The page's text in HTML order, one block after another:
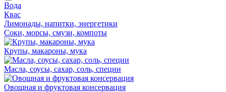
Вода
Квас
Лимонады, напитки, энергетики
Соки, морсы, смузи, компоты
Крупы, макароны, мука
Масла, соусы, сахар, соль, специи
Овощная и фруктовая консервация